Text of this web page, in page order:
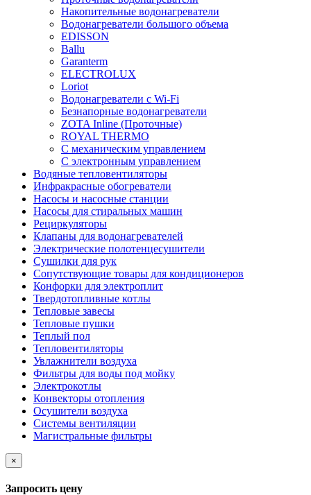
Накопительные водонагреватели
Водонагреватели большого объема
EDISSON
Ballu
Garanterm
ELECTROLUX
Loriot
Водонагреватели с Wi-Fi
Безнапорные водонагреватели
ZOTA Inline (Проточные)
ROYAL THERMO
С механическим управлением
С электронным управлением
Водяные тепловентиляторы
Инфракрасные обогреватели
Насосы и насосные станции
Насосы для стиральных машин
Рециркуляторы
Клапаны для водонагревателей
Электрические полотенцесушители
Сушилки для рук
Сопутствующие товары для кондиционеров
Конфорки для электроплит
Твердотопливные котлы
Тепловые завесы
Тепловые пушки
Теплый пол
Тепловентиляторы
Увлажнители воздуха
Фильтры для воды под мойку
Электрокотлы
Конвекторы отопления
Осушители воздуха
Системы вентиляции
Магистральные фильтры
×
Запросить цену